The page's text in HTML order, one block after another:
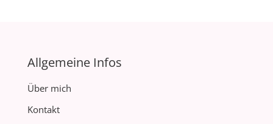
Allgemeine Infos
Über mich
Kontakt